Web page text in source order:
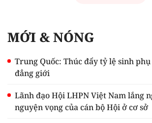
MỚI & NÓNG
Trung Quốc: Thúc đẩy tỷ lệ sinh
đẳng giới
Lãnh đạo Hội LHPN Việt Nam lắng
nguyện vọng của cán bộ Hội ở cơ sở